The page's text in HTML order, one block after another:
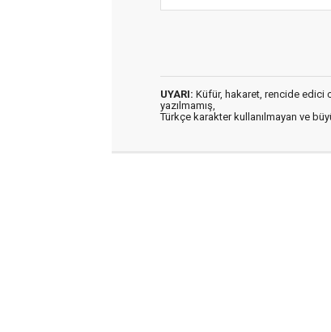
UYARI: Küfür, hakaret, rencide edici
yazılmamış,
Türkçe karakter kullanılmayan ve